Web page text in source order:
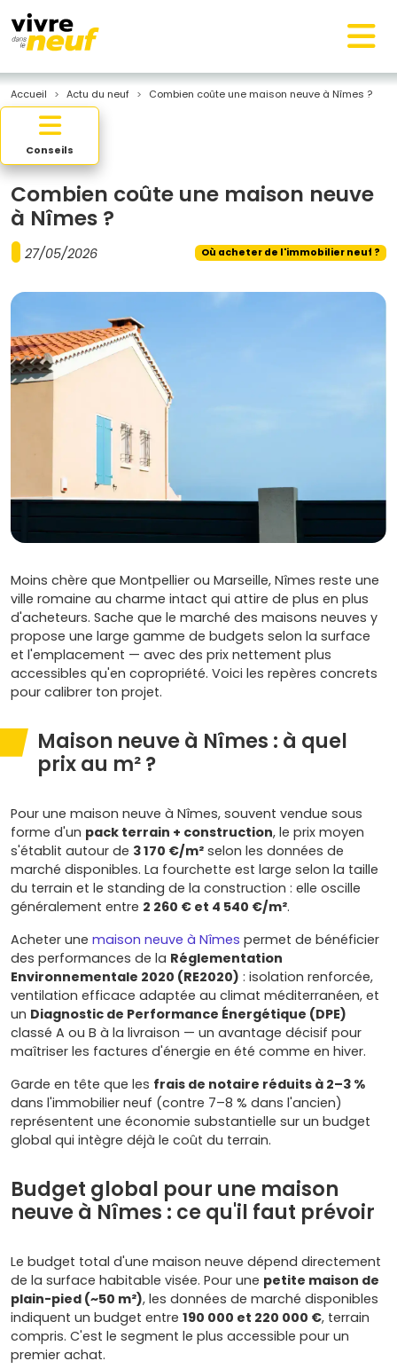
Accueil Actu du neuf Combien coûte une maison neuve à Nîmes ?
Combien coûte une maison neuve
à Nîmes ?
27/05/2026 Où acheter de l'immobilier neuf ?
Moins chère que Montpellier ou Marseille, Nîmes reste une
ville romaine au charme intact qui attire de plus en plus
d'acheteurs. Sache que le marché des maisons neuves y
propose une large gamme de budgets selon la surface
et l'emplacement — avec des prix nettement plus
accessibles qu'en copropriété. Voici les repères concrets
pour calibrer ton projet.
Maison neuve à Nîmes : à quel
prix au m² ?
Pour une maison neuve à Nîmes, souvent vendue sous
forme d'un pack terrain + construction, le prix moyen
s'établit autour de 3 170 €/m² selon les données de
marché disponibles. La fourchette est large selon la taille
du terrain et le standing de la construction : elle oscille
généralement entre 2 260 € et 4 540 €/m².
Acheter une maison neuve à Nîmes permet de bénéficier
des performances de la Réglementation
Environnementale 2020 (RE2020) : isolation renforcée,
ventilation efficace adaptée au climat méditerranéen, et
un Diagnostic de Performance Énergétique (DPE)
classé A ou B à la livraison — un avantage décisif pour
maîtriser les factures d'énergie en été comme en hiver.
Garde en tête que les frais de notaire réduits à 2–3 %
dans l'immobilier neuf (contre 7–8 % dans l'ancien)
représentent une économie substantielle sur un budget
global qui intègre déjà le coût du terrain.
Budget global pour une maison
neuve à Nîmes : ce qu'il faut prévoir
Le budget total d'une maison neuve dépend directement
de la surface habitable visée. Pour une petite maison de
plain-pied (~50 m²), les données de marché disponibles
indiquent un budget entre 190 000 et 220 000 €, terrain
compris. C'est le segment le plus accessible pour un
premier achat.
Conseils